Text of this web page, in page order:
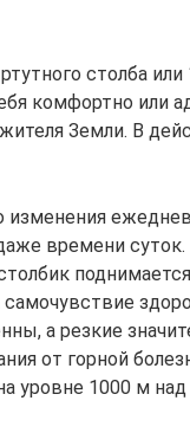
столба или
комфортно или
Земли. В
изменения
времени
а резкие
от горной
уровне 1000 м